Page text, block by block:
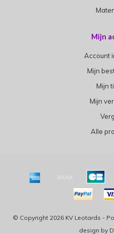
Mijn
Account
Mijn
Mijn
Mijn
Alle
© Copyright 2026 KV Leotards -
design by